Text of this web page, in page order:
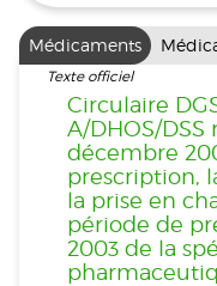
Médicaments
Texte officiel
Circulaire
A/DHOS/DSS
décembre
prescription,
la prise en
période de
2003 de la